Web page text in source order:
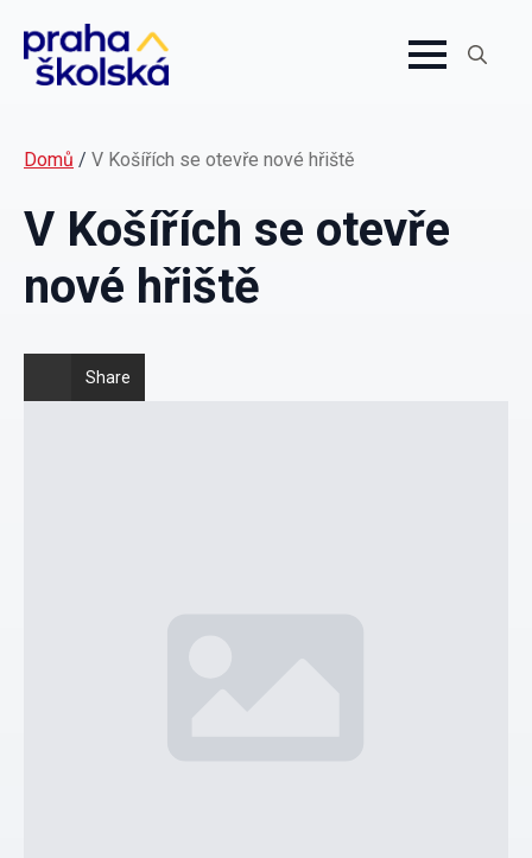
Domů / V Košířích se otevře nové hřiště
V Košířích se otevře
nové hřiště
Share